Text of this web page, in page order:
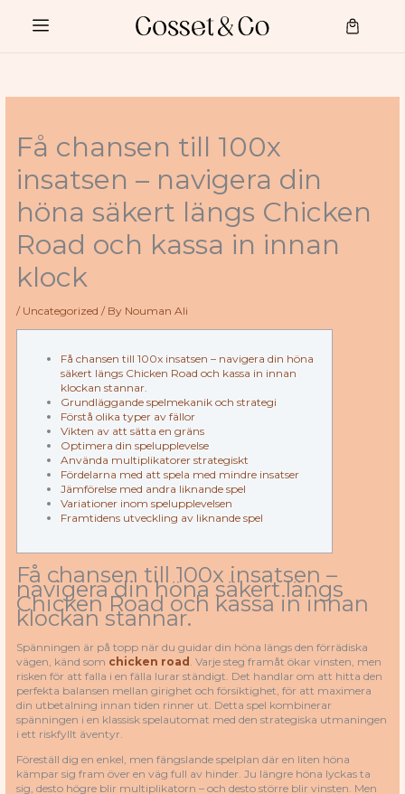
content
Cart
Få chansen till 100x
insatsen – navigera din
höna säkert längs Chicken
Road och kassa in innan
klock
/ Uncategorized / By Nouman Ali
Få chansen till 100x insatsen – navigera din höna
säkert längs Chicken Road och kassa in innan
klockan stannar.
Grundläggande spelmekanik och strategi
Förstå olika typer av fällor
Vikten av att sätta en gräns
Optimera din spelupplevelse
Använda multiplikatorer strategiskt
Fördelarna med att spela med mindre insatser
Jämförelse med andra liknande spel
Variationer inom spelupplevelsen
Framtidens utveckling av liknande spel
Få chansen till 100x insatsen –
navigera din höna säkert längs
Chicken Road och kassa in innan
klockan stannar.
Spänningen är på topp när du guidar din höna längs den förrädiska
vägen, känd som chicken road . Varje steg framåt ökar vinsten, men
risken för att falla i en fälla lurar ständigt. Det handlar om att hitta den
perfekta balansen mellan girighet och försiktighet, för att maximera
din utbetalning innan tiden rinner ut. Detta spel kombinerar
spänningen i en klassisk spelautomat med den strategiska utmaningen
i ett riskfyllt äventyr.
Föreställ dig en enkel, men fängslande spelplan där en liten höna
kämpar sig fram över en väg full av hinder. Ju längre höna lyckas ta
sig, desto högre blir multiplikatorn – och desto större blir vinsten. Men